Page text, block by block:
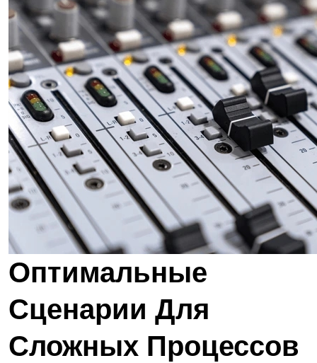
Оптимальные
Сценарии Для
Сложных Процессов